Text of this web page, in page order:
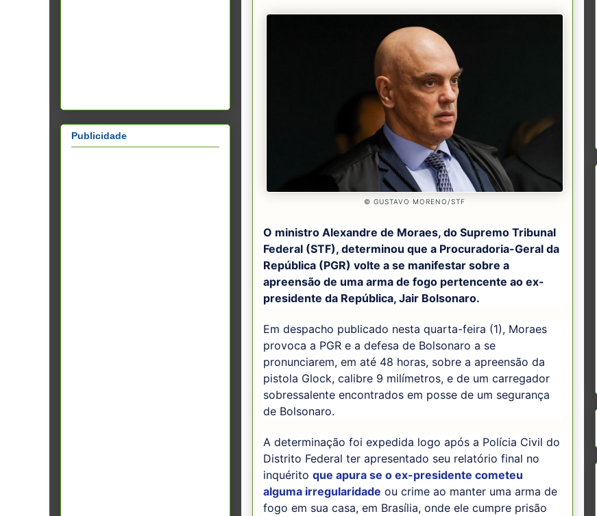
© GUSTAVO MORENO/STF
O ministro Alexandre de Moraes, do Supremo Tribunal
Federal (STF), determinou que a Procuradoria-Geral da
República (PGR) volte a se manifestar sobre a
apreensão de uma arma de fogo pertencente ao ex-
presidente da República, Jair Bolsonaro.
Em despacho publicado nesta quarta-feira (1), Moraes
provoca a PGR e a defesa de Bolsonaro a se
pronunciarem, em até 48 horas, sobre a apreensão da
pistola Glock, calibre 9 milímetros, e de um carregador
sobressalente encontrados em posse de um segurança
de Bolsonaro.
A determinação foi expedida logo após a Polícia Civil do
Distrito Federal ter apresentado seu relatório final no
inquérito que apura se o ex-presidente cometeu
alguma irregularidade ou crime ao manter uma arma de
fogo em sua casa, em Brasília, onde ele cumpre prisão
Publicidade